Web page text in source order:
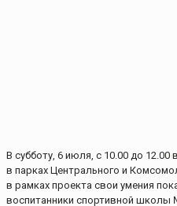
В субботу, 6 июля, с 10.00 до 12.00 в
в парках Центрального и
в рамках проекта свои умения
воспитанники спортивной школы